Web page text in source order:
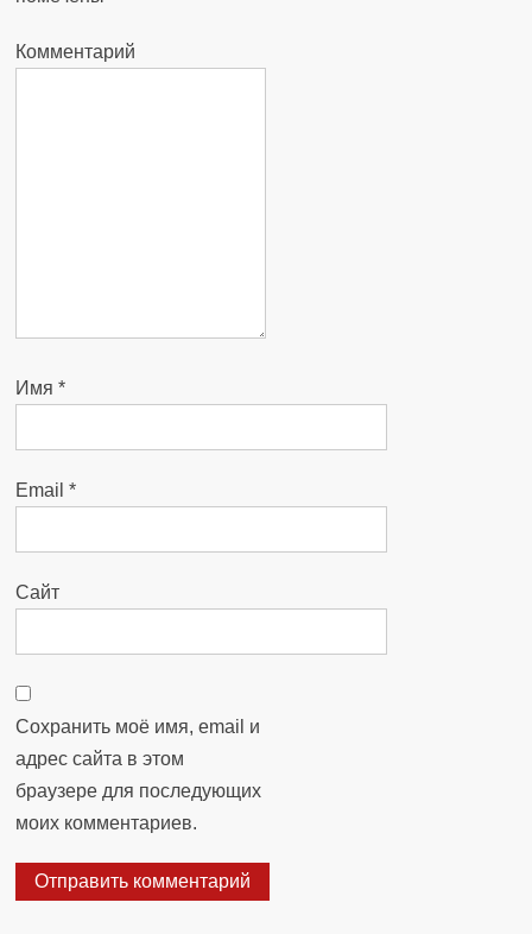
Комментарий
Имя*
Email*
Сайт
Сохранить моё имя, email и
адрес сайта в этом
браузере для последующих
моих комментариев.